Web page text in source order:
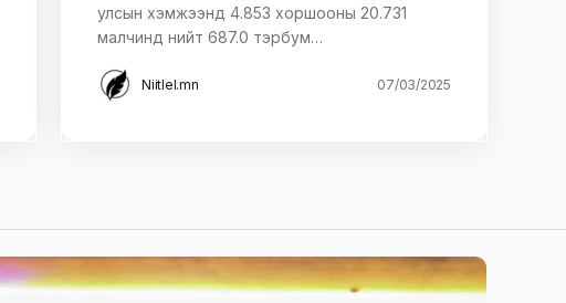
улсын хэмжээнд 4.853 хоршооны 20.731
малчинд нийт 687.0 тэрбум…
Niitlel.mn 07/03/2025